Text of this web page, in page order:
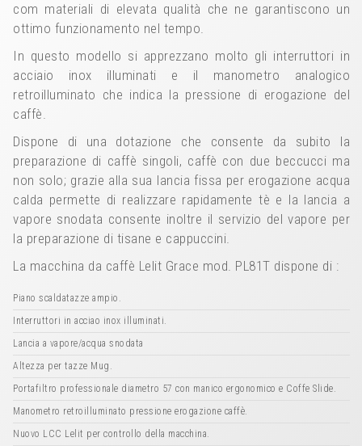
com materiali di elevata qualità che ne garantiscono un
ottimo funzionamento nel tempo.
In questo modello si apprezzano molto gli interruttori in
acciaio inox illuminati e il manometro analogico
retroilluminato che indica la pressione di erogazione del
caffè.
Dispone di una dotazione che consente da subito la
preparazione di caffè singoli, caffè con due beccucci ma
non solo; grazie alla sua lancia fissa per erogazione acqua
calda permette di realizzare rapidamente tè e la lancia a
vapore snodata consente inoltre il servizio del vapore per
la preparazione di tisane e cappuccini.
La macchina da caffè Lelit Grace mod. PL81T dispone di :
Piano scaldatazze ampio.
Interruttori in acciao inox illuminati.
Lancia a vapore/acqua snodata
Altezza per tazze Mug.
Portafiltro professionale diametro 57 con manico ergonomico e Coffe Slide.
Manometro retroilluminato pressione erogazione caffè.
Nuovo LCC Lelit per controllo della macchina.